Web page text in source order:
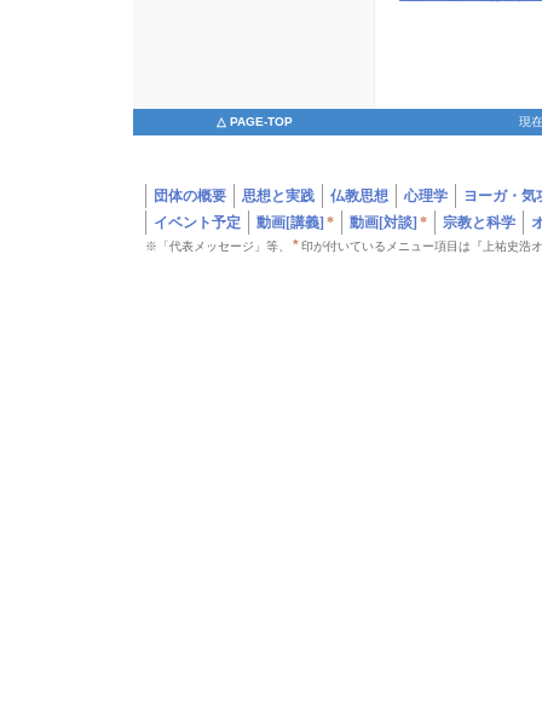
△ PAGE-TOP 現
団体の概要 思想と実践 仏教思想 心理学
ヨーガ・気
イベント予定
動画[講義] * 動画[対談] * 宗教と科学
※「代表メッセージ」等、 *印が付いているメニュー項目は『上祐史浩